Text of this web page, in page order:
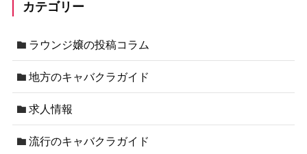
カテゴリー
ラウンジ嬢の投稿コラム
地方のキャバクラガイド
求人情報
流行のキャバクラガイド